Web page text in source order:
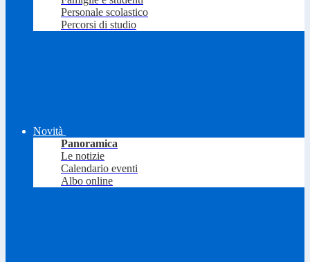
Personale scolastico
Percorsi di studio
Novità
Panoramica
Le notizie
Calendario eventi
Albo online